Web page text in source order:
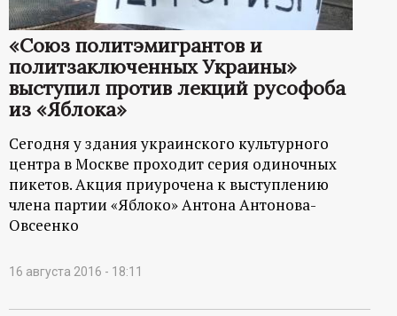
а
л
«Союз политэмигрантов и
политзаключенных Украины»
выступил против лекций русофоба
из «Яблока»
Сегодня у здания украинского культурного
центра в Москве проходит серия одиночных
пикетов. Акция приурочена к выступлению
члена партии «Яблоко» Антона Антонова-
Овсеенко
16 августа 2016 - 18:11